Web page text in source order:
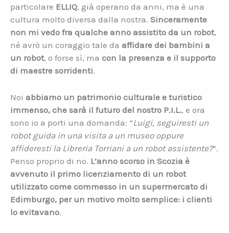
particolare ELLIQ, già operano da anni, ma è una
cultura molto diversa dalla nostra. Sinceramente
non mi vedo fra qualche anno assistito da un robot,
né avrò un coraggio tale da affidare dei bambini a
un robot, o forse sì, ma con la presenza e il supporto
di maestre sorridenti.
Noi abbiamo un patrimonio culturale e turistico
immenso, che sarà il futuro del nostro P.I.L., e ora
sono io a porti una domanda: “Luigi, seguiresti un
robot guida in una visita a un museo oppure
affideresti la Libreria Torriani a un robot assistente?”.
Penso proprio di no. L’anno scorso in Scozia è
avvenuto il primo licenziamento di un robot
utilizzato come commesso in un supermercato di
Edimburgo, per un motivo molto semplice: i clienti
lo evitavano.